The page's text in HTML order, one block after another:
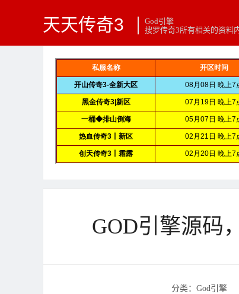
天天传奇3
God引擎
搜罗传奇3所有相关的资料
GOD引擎源码
分类：God引